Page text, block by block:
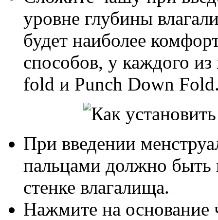
уровне глубины
будет наиболее
способов, у каждого из
fold и Punch Down
При введении
пальцами должно быть
стенке влагалища.
Нажмите на основание